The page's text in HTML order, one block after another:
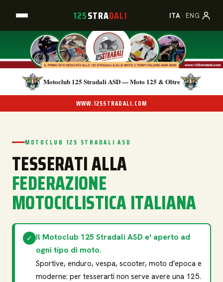
125STRADALI ITA · ENG
Motoclub 125 Stradali ASD — Moto 125 & Oltre
WWW.125STRADALI.COM
MOTOCLUB 125 STRADALI ASD
TESSERATI ALLA
FEDERAZIONE
MOTOCICLISTICA ITALIANA
✓ Il Motoclub 125 Stradali ASD e' aperto ad
ogni tipo di moto.
Sportive, enduro, vespa, scooter, moto d'epoca e
moderne: per tesserarti non serve avere una 125.
ABC